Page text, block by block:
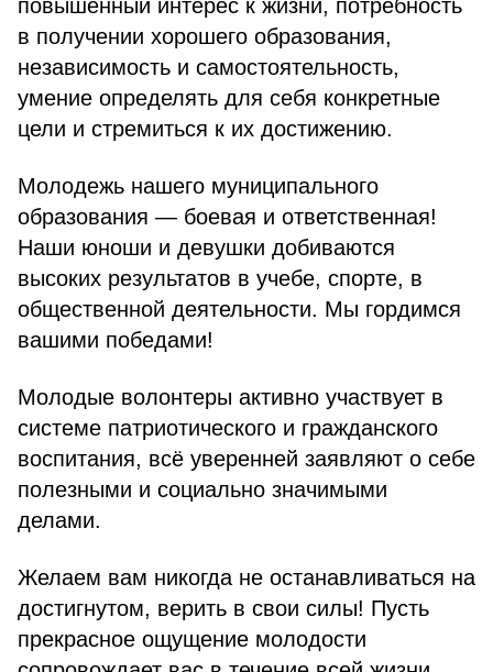
повышенный интерес к жизни, потребность
в получении хорошего образования,
независимость и самостоятельность,
умение определять для себя конкретные
цели и стремиться к их достижению.
Молодежь нашего муниципального
образования — боевая и ответственная!
Наши юноши и девушки добиваются
высоких результатов в учебе, спорте, в
общественной деятельности. Мы гордимся
вашими победами!
Молодые волонтеры активно участвует в
системе патриотического и гражданского
воспитания, всё уверенней заявляют о себе
полезными и социально значимыми
делами.
Желаем вам никогда не останавливаться на
достигнутом, верить в свои силы! Пусть
прекрасное ощущение молодости